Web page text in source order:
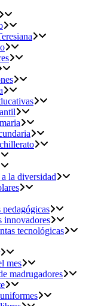
la diversidad
innovadores
tecnológicas
mes
madrugadores